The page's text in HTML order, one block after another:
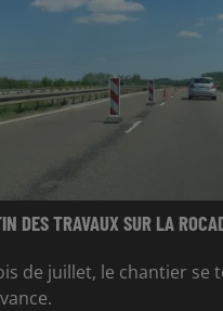
DES TRAVAUX SUR LA
de juillet, le chantier se